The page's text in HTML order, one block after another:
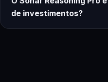
de investimentos?